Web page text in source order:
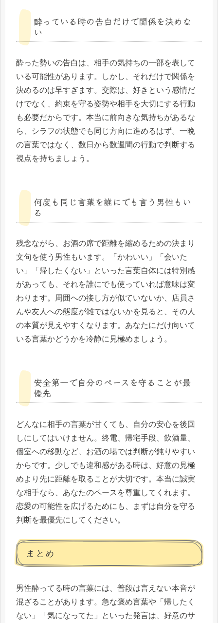
酔っている時の告白だけで関係を決めな
い
酔った勢いの告白は、相手の気持ちの一部を表して
いる可能性があります。しかし、それだけで関係を
決めるのは早すぎます。交際は、好きという感情だ
けでなく、約束を守る姿勢や相手を大切にする行動
も必要だからです。本当に前向きな気持ちがあるな
ら、シラフの状態でも同じ方向に進めるはず。一晩
の言葉ではなく、数日から数週間の行動で判断する
視点を持ちましょう。
何度も同じ言葉を誰にでも言う男性もい
る
残念ながら、お酒の席で距離を縮めるための決まり
文句を使う男性もいます。「かわいい」「会いた
い」「帰したくない」といった言葉自体には特別感
があっても、それを誰にでも使っていれば意味は変
わります。周囲への接し方が似ていないか、店員さ
んや友人への態度が雑ではないかを見ると、その人
の本質が見えやすくなります。あなたにだけ向いて
いる言葉かどうかを冷静に見極めましょう。
安全第一で自分のペースを守ることが最
優先
どんなに相手の言葉が甘くても、自分の安心を後回
しにしてはいけません。終電、帰宅手段、飲酒量、
個室への移動など、お酒の場では判断が鈍りやすい
からです。少しでも違和感がある時は、好意の見極
めより先に距離を取ることが大切です。本当に誠実
な相手なら、あなたのペースを尊重してくれます。
恋愛の可能性を広げるためにも、まずは自分を守る
判断を最優先にしてください。
まとめ
男性酔ってる時の言葉には、普段は言えない本音が
混ざることがあります。急な褒め言葉や「帰したく
ない」「気になってた」といった発言は、好意のサ